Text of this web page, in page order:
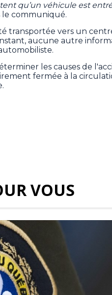
qu’un véhicule est
le communiqué.
transportée vers un
aucune autre
les causes de
fermée à la
VOUS